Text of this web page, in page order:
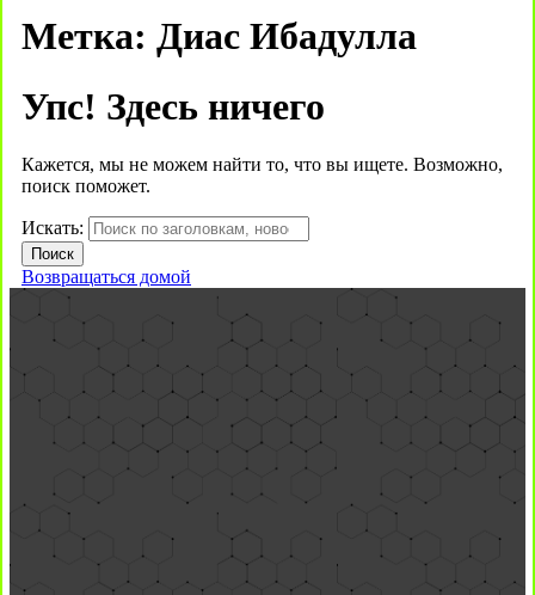
Метка: Диас Ибадулла
Упс! Здесь ничего
Кажется, мы не можем найти то, что вы ищете. Возможно,
поиск поможет.
Искать:
Возвращаться домой